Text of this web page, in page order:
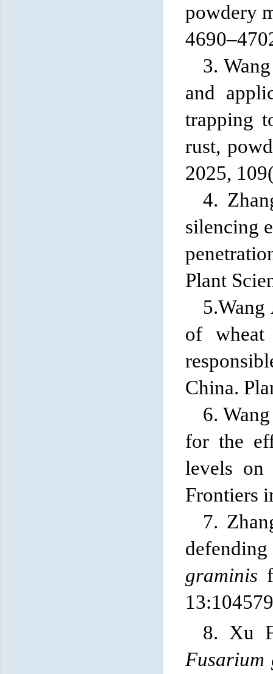
powdery
3.
and
trapping
rust,
2025,
4.
silencing
Plant
of wheat
China.
6.
for the
levels on
Frontiers
7.
graminis
8. Xu